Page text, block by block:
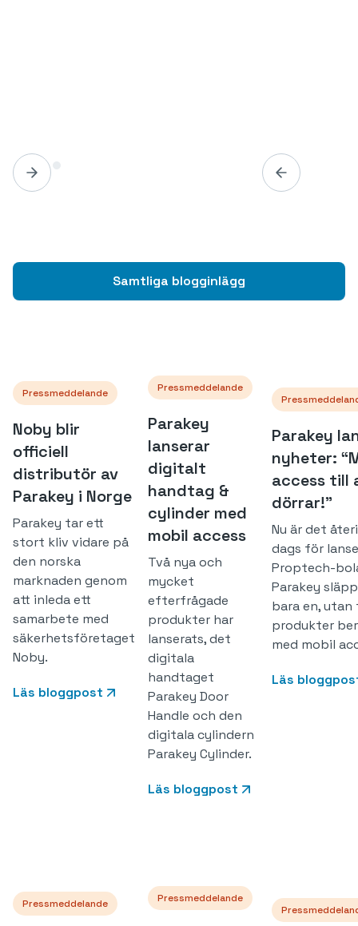
Samtliga blogginlägg
Pressmeddelande
Noby blir
officiell
distributör av
Parakey i Norge
Parakey tar ett
stort kliv vidare på
den norska
marknaden genom
att inleda ett
samarbete med
säkerhetsföretaget
Noby.
Läs bloggpost
Pressmeddelande
Parakey
lanserar
digitalt
handtag &
cylinder med
mobil access
Två nya och
mycket
efterfrågade
produkter har
lanserats, det
digitala
handtaget
Parakey Door
Handle och den
digitala cylindern
Parakey Cylinder.
Läs bloggpost
Parakey
nyheter:
access till
dörrar!”
Nu är det
dags för
Proptech-
Parakey
bara en, utan
produkter
med mobil
Läs
Pressmeddelande Pressmeddelande